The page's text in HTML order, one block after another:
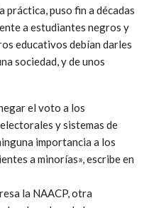
práctica, puso fin a décadas
a estudiantes negros y
educativos debían darles
sociedad, y de unos
el voto a los
y sistemas de
importancia a los
a minorías», escribe en
la NAACP, otra